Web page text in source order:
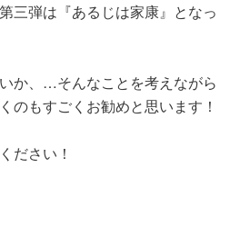
三弾は『あるじは家康』となっ
か、…そんなことを考えながら
のもすごくお勧めと思います！
ださい！